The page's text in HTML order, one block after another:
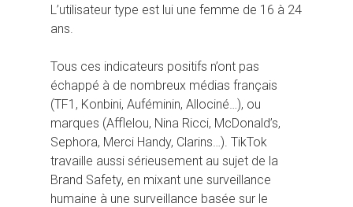
L’utilisateur type est lui une femme de 16 à 24
ans.
Tous ces indicateurs positifs n’ont pas
échappé à de nombreux médias français
(TF1, Konbini, Auféminin, Allociné…), ou
marques (Afflelou, Nina Ricci, McDonald’s,
Sephora, Merci Handy, Clarins…). TikTok
travaille aussi sérieusement au sujet de la
Brand Safety, en mixant une surveillance
humaine à une surveillance basée sur le